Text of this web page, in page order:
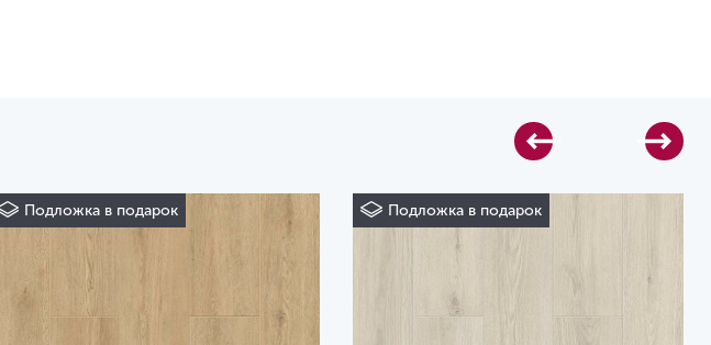
Подложка в подарок Подложка в подарок